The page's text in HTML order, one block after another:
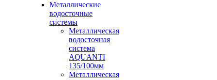
Металлические
водосточные
системы
Металлическая
водосточная
система
AQUANTI
135/100мм
Металлическая